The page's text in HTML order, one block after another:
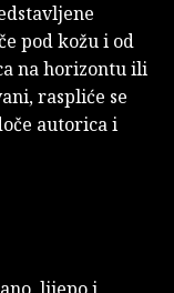
pod kožu i od
na horizontu ili
raspliće se
autorica i